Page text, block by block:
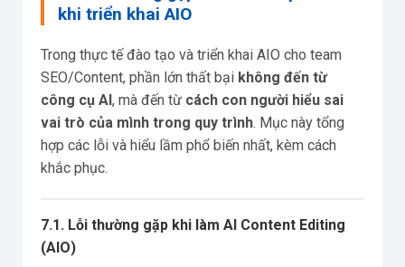
khi triển khai AIO
Trong thực tế đào tạo và triển khai AIO cho team
SEO/Content, phần lớn thất bại không đến từ
công cụ AI, mà đến từ cách con người hiểu sai
vai trò của mình trong quy trình. Mục này tổng
hợp các lỗi và hiểu lầm phổ biến nhất, kèm cách
khắc phục.
7.1. Lỗi thường gặp khi làm AI Content Editing
(AIO)